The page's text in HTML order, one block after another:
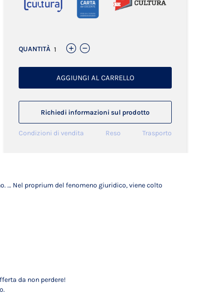
QUANTITÀ
AGGIUNGI AL CARRELLO
Richiedi informazioni sul prodotto
Condizioni di vendita Reso Trasporto
… Nel proprium del fenomeno giuridico, viene colto
da non perdere!